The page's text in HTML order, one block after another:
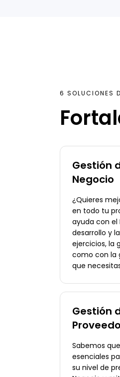
6 SOLUCIONES
Gestión
Negocio
¿Quieres
en todo tu
ayuda con el
desarrollo y
ejercicios, la
como con la
que
Gestión
Sabemos
esenciales
su nivel de